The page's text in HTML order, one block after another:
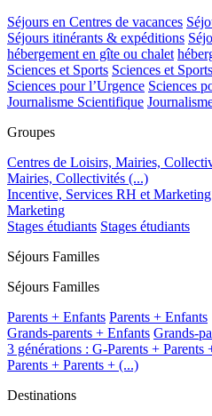
Séjours en Centres de vacances
Séjours itinérants & expéditions
hébergement en gîte ou chalet
Sciences et Sports Sciences et Sports
Sciences pour l’Urgence Sciences
Journalisme Scientifique
Groupes
Centres de Loisirs, Mairies,
Mairies, Collectivités (...)
Incentive, Services RH et Marketing
Marketing
Stages étudiants Stages étudiants
Séjours Familles
Séjours Familles
Parents + Enfants Parents + Enfants
Grands-parents + Enfants Grands-
3 générations : G-Parents + Parents
Parents + Parents + (...)
Destinations